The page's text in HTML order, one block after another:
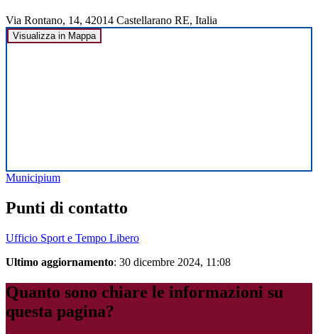
Via Rontano, 14, 42014 Castellarano RE, Italia
Visualizza in Mappa
Municipium
Punti di contatto
Ufficio Sport e Tempo Libero
Ultimo aggiornamento: 30 dicembre 2024, 11:08
Quanto sono chiare le informazioni su
questa pagina?